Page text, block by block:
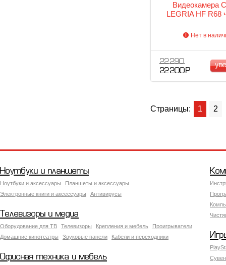
Видеокамера
LEGRIA HF R68
Нет в
22 290
22 200 Р
Страницы: 1 2
Ноутбуки и планшеты
Ноутбуки и аксессуары
Планшеты и аксессуары
Электронные книги и аксессуары
Антивирусы
Телевизоры и медиа
Оборудование для ТВ Телевизоры Крепления и мебель
Проигрыватели
Домашние кинотеатры
Звуковые панели Кабели и переходники
Офисная техника и мебель